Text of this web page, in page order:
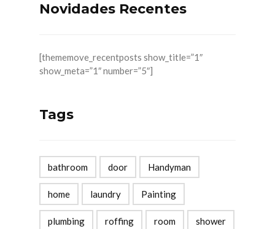
Novidades Recentes
[thememove_recentposts show_title=”1″
show_meta=”1″ number=”5″]
Tags
bathroom door Handyman
home laundry Painting
plumbing roffing room shower